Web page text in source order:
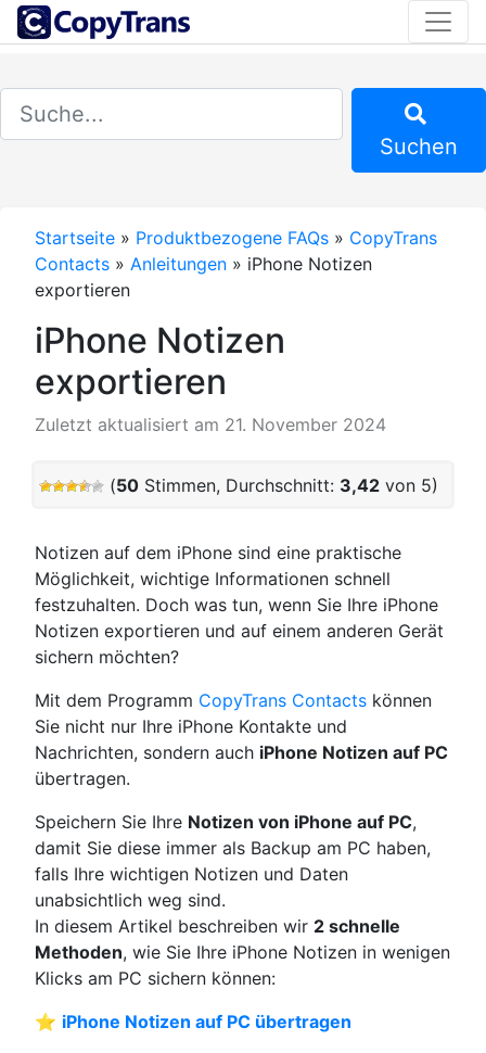
Suchen
Startseite » Produktbezogene FAQs » CopyTrans
Contacts » Anleitungen » iPhone Notizen
exportieren
iPhone Notizen
exportieren
Zuletzt aktualisiert am 21. November 2024
(50Stimmen, Durchschnitt: 3,42von 5)
Notizen auf dem iPhone sind eine praktische
Möglichkeit, wichtige Informationen schnell
festzuhalten. Doch was tun, wenn Sie Ihre iPhone
Notizen exportieren und auf einem anderen Gerät
sichern möchten?
Mit dem Programm CopyTrans Contacts können
Sie nicht nur Ihre iPhone Kontakte und
Nachrichten, sondern auch iPhone Notizen auf PC
übertragen.
Speichern Sie Ihre Notizen von iPhone auf PC,
damit Sie diese immer als Backup am PC haben,
falls Ihre wichtigen Notizen und Daten
unabsichtlich weg sind.
In diesem Artikel beschreiben wir 2 schnelle
Methoden, wie Sie Ihre iPhone Notizen in wenigen
Klicks am PC sichern können:
⭐ iPhone Notizen auf PC übertragen